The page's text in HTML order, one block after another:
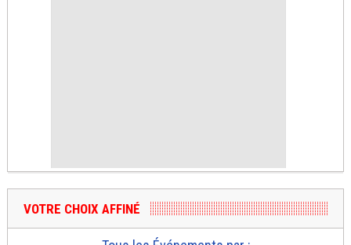
VOTRE CHOIX AFFINÉ